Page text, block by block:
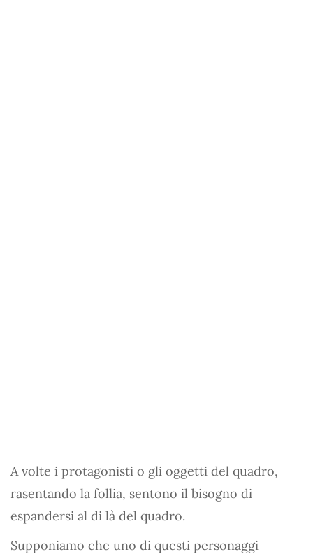
A volte i protagonisti o gli oggetti del quadro,
rasentando la follia, sentono il bisogno di
espandersi al di là del quadro.
Supponiamo che uno di questi personaggi